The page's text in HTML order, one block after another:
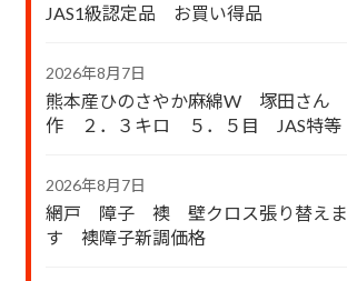
JAS1級認定品 お買い得品
2026年8月7日
熊本産ひのさやか麻綿W 塚田さん
作 ２．３キロ ５．５目 JAS特等
2026年8月7日
網戸 障子 襖 壁クロス張り替えま
す 襖障子新調価格